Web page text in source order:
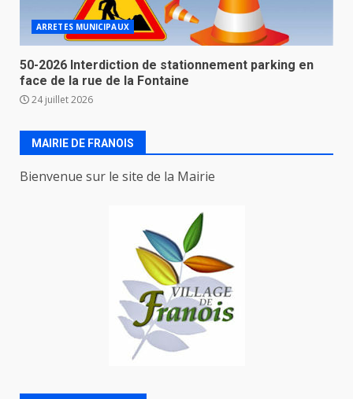
ARRETES MUNICIPAUX
50-2026 Interdiction de stationnement parking en
face de la rue de la Fontaine
24 juillet 2026
MAIRIE DE FRANOIS
Bienvenue sur le site de la Mairie